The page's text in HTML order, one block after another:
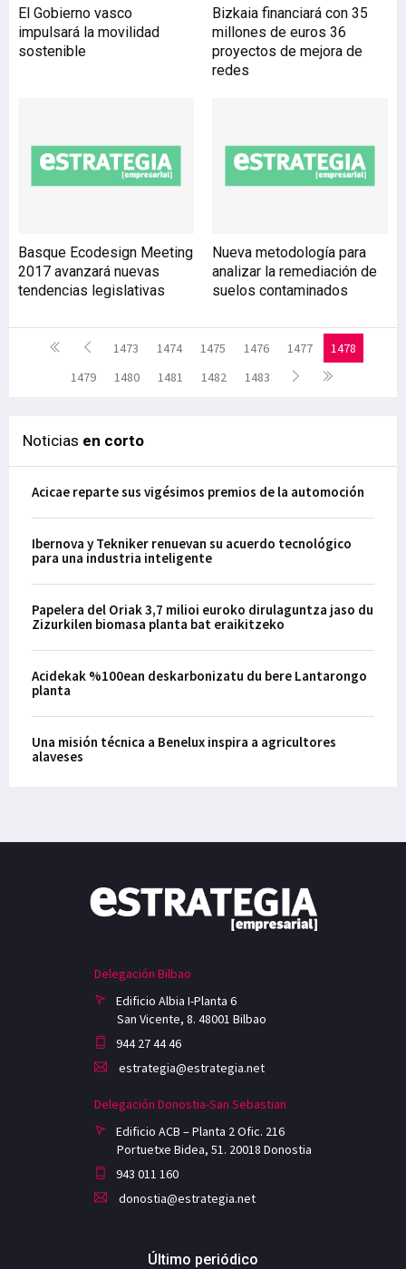
El Gobierno vasco
impulsará la movilidad
sostenible
Bizkaia financiará con 35
millones de euros 36
proyectos de mejora de
redes
Basque Ecodesign Meeting
2017 avanzará nuevas
tendencias legislativas
Nueva metodología para
analizar la remediación de
suelos contaminados
1473 1474 1475 1476 1477
1478
1479
1480 1481 1482 1483
Noticias en corto
Acicae reparte sus vigésimos premios de la automoción
Ibernova y Tekniker renuevan su acuerdo tecnológico
para una industria inteligente
Papelera del Oriak 3,7 milioi euroko dirulaguntza jaso du
Zizurkilen biomasa planta bat eraikitzeko
Acidekak %100ean deskarbonizatu du bere Lantarongo
planta
Una misión técnica a Benelux inspira a agricultores
alaveses
Delegación Bilbao
Edificio Albia I-Planta 6
San Vicente, 8. 48001 Bilbao
944 27 44 46
estrategia@estrategia.net
Delegación Donostia-San Sebastian
Edificio ACB – Planta 2 Ofic. 216
Portuetxe Bidea, 51. 20018 Donostia
943 011 160
donostia@estrategia.net
Último periódico